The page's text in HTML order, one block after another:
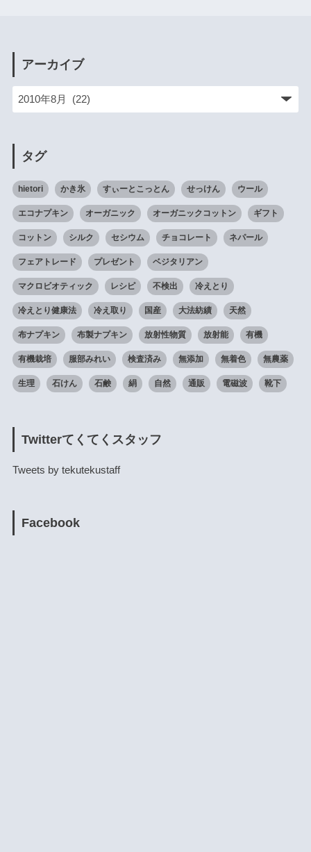
アーカイブ
タグ
hietori かき氷 すぃーとこっとん せっけん ウール
エコナプキン オーガニック オーガニックコットン ギフト
コットン シルク セシウム チョコレート ネパール
フェアトレード プレゼント ベジタリアン
マクロビオティック レシピ 不検出 冷えとり
冷えとり健康法 冷え取り 国産 大法紡績 天然
布ナプキン 布製ナプキン 放射性物質 放射能 有機
有機栽培 服部みれい 検査済み 無添加 無着色 無農薬
生理 石けん 石鹸 絹 自然 通販 電磁波 靴下
Twitterてくてくスタッフ
Tweets by tekutekustaff
Facebook